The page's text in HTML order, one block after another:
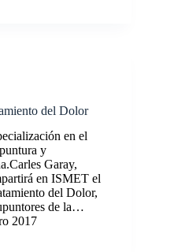
del Dolor
en el
y
Garay,
en ISMET el
del Dolor,
de la…
2017